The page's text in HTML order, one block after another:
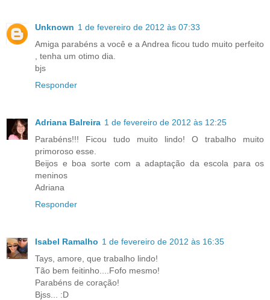
Unknown 1 de fevereiro de 2012 às 07:33
Amiga parabéns a você e a Andrea ficou tudo muito perfeito
, tenha um otimo dia.
bjs
Responder
Adriana Balreira 1 de fevereiro de 2012 às 12:25
Parabéns!!! Ficou tudo muito lindo! O trabalho muito
primoroso esse.
Beijos e boa sorte com a adaptação da escola para os
meninos
Adriana
Responder
Isabel Ramalho 1 de fevereiro de 2012 às 16:35
Tays, amore, que trabalho lindo!
Tão bem feitinho....Fofo mesmo!
Parabéns de coração!
Bjss... :D